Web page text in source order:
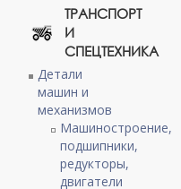
ТРАНСПОРТ
И
СПЕЦТЕХНИКА
Детали
машин и
механизмов
Машиностроение,
подшипники,
редукторы,
двигатели